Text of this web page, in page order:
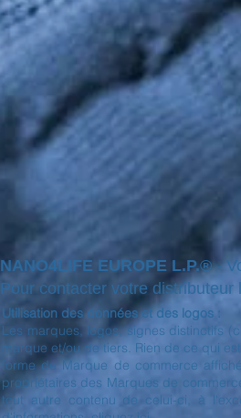
NANO4LIFE EUROPE L.P.®-
Pour contacter votre distributeur
Utilisation des données et des logos :
Les marques, logos, signes distinctifs
marque et/ou de tiers. Rien de ce qui
forme de Marque de commerce
propriétaires des Marques de
tout autre contenu de celui-ci, à